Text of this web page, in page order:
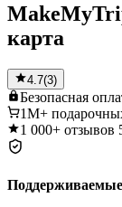
карта
4.7(3)
Безопасная
1M+
1 000+ отзывов